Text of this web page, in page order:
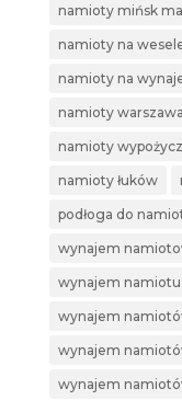
namioty mińsk
namioty na
namioty na
namioty warszawa
namioty
namioty łuków
podłoga do
wynajem
wynajem namiotu
wynajem
wynajem
wynajem